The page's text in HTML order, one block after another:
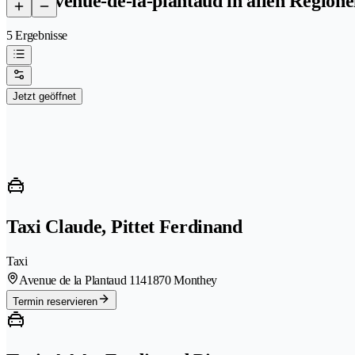
5 Ergebnisse
Jetzt geöffnet
Taxi Claude, Pittet Ferdinand
Taxi
Avenue de la Plantaud 1141870 Monthey
Termin reservieren